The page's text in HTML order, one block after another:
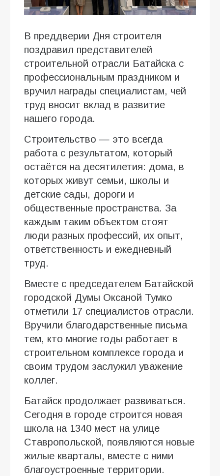
В преддверии Дня строителя
поздравил представителей
строительной отрасли Батайска с
профессиональным праздником и
вручил награды специалистам, чей
труд вносит вклад в развитие
нашего города.
Строительство — это всегда
работа с результатом, который
остаётся на десятилетия: дома, в
которых живут семьи, школы и
детские сады, дороги и
общественные пространства. За
каждым таким объектом стоят
люди разных профессий, их опыт,
ответственность и ежедневный
труд.
Вместе с председателем Батайской
городской Думы Оксаной Тумко
отметили 17 специалистов отрасли.
Вручили благодарственные письма
тем, кто многие годы работает в
строительном комплексе города и
своим трудом заслужил уважение
коллег.
Батайск продолжает развиваться.
Сегодня в городе строится новая
школа на 1340 мест на улице
Ставропольской, появляются новые
жилые кварталы, вместе с ними
благоустроенные территории.